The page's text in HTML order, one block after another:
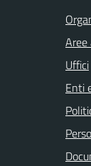
Uffici
Enti